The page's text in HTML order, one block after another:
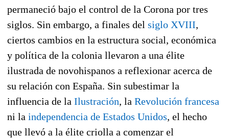
permaneció bajo el control de la Corona por tres
siglos. Sin embargo, a finales del siglo XVIII,
ciertos cambios en la estructura social, económica
y política de la colonia llevaron a una élite
ilustrada de novohispanos a reflexionar acerca de
su relación con España. Sin subestimar la
influencia de la Ilustración, la Revolución francesa
ni la independencia de Estados Unidos, el hecho
que llevó a la élite criolla a comenzar el